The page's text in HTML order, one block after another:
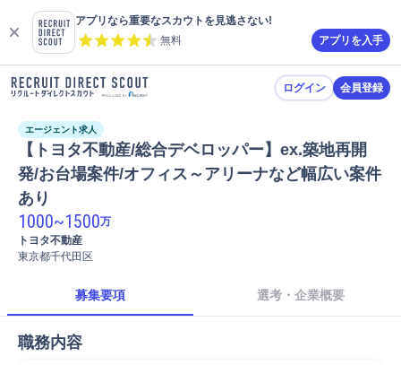
アプリなら重要なスカウトを見逃さない!
無料
アプリを入手
ログイン 会員登録
エージェント求人
【トヨタ不動産/総合デベロッパー】ex.築地再開
発/お台場案件/オフィス～アリーナなど幅広い案件
あり
1000~1500万
トヨタ不動産
東京都千代田区
募集要項 選考・企業概要
職務内容